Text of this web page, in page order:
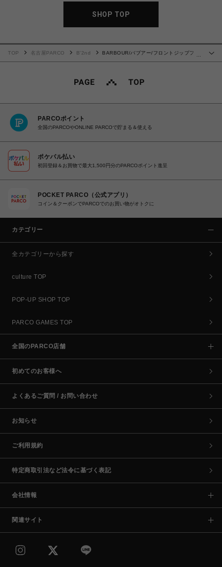
SHOP TOP
…
TOP 名古屋PARCO B'2nd
BARBOUR/バブアー/フロントジップファ
PARCOポイント
全国のPARCOやONLINE PARCOで貯まる＆使える
ポケパル払い
初回登録＆お買物で最大1,500円分のPARCOポイント進呈
POCKET PARCO（公式アプリ）
コイン＆クーポンでPARCOでのお買い物がオトクに
カテゴリー
全カテゴリーから探す
culture TOP
POP-UP SHOP TOP
PARCO GAMES TOP
全国のPARCO店舗
初めてのお客様へ
よくあるご質問 / お問い合わせ
お知らせ
ご利用規約
特定商取引法など法令に基づく表記
会社情報
関連サイト